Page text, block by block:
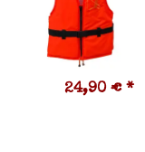
24,90 € *